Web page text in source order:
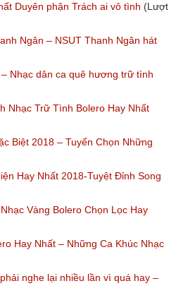
Duyên phận Trách ai vô tình (Lượt
Ngân – NSUT Thanh Ngân hát
Nhạc dân ca quê hương trữ tình
Nhạc Trữ Tình Bolero Hay Nhất
Biệt 2018 – Tuyển Chọn Những
Hay Nhất
Hay Nhất 2018-Tuyệt Đỉnh Song
Ngào
Vàng Bolero Chọn Lọc Hay
Hay Nhất – Những Ca Khúc Nhạc
nghe lại nhiều lần vì quá hay –